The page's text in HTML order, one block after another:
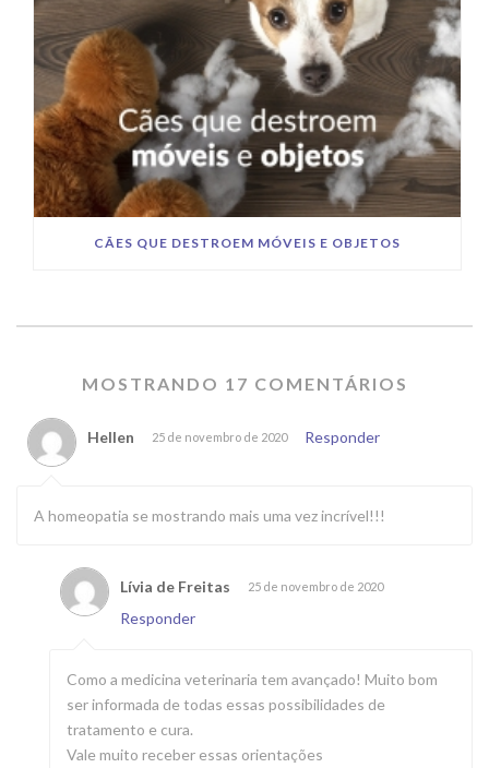
CÃES QUE DESTROEM MÓVEIS E OBJETOS
MOSTRANDO 17 COMENTÁRIOS
Hellen 25 de novembro de 2020 Responder
A homeopatia se mostrando mais uma vez incrível!!!
Lívia de Freitas 25 de novembro de 2020
Responder
Como a medicina veterinaria tem avançado! Muito bom
ser informada de todas essas possibilidades de
tratamento e cura.
Vale muito receber essas orientações